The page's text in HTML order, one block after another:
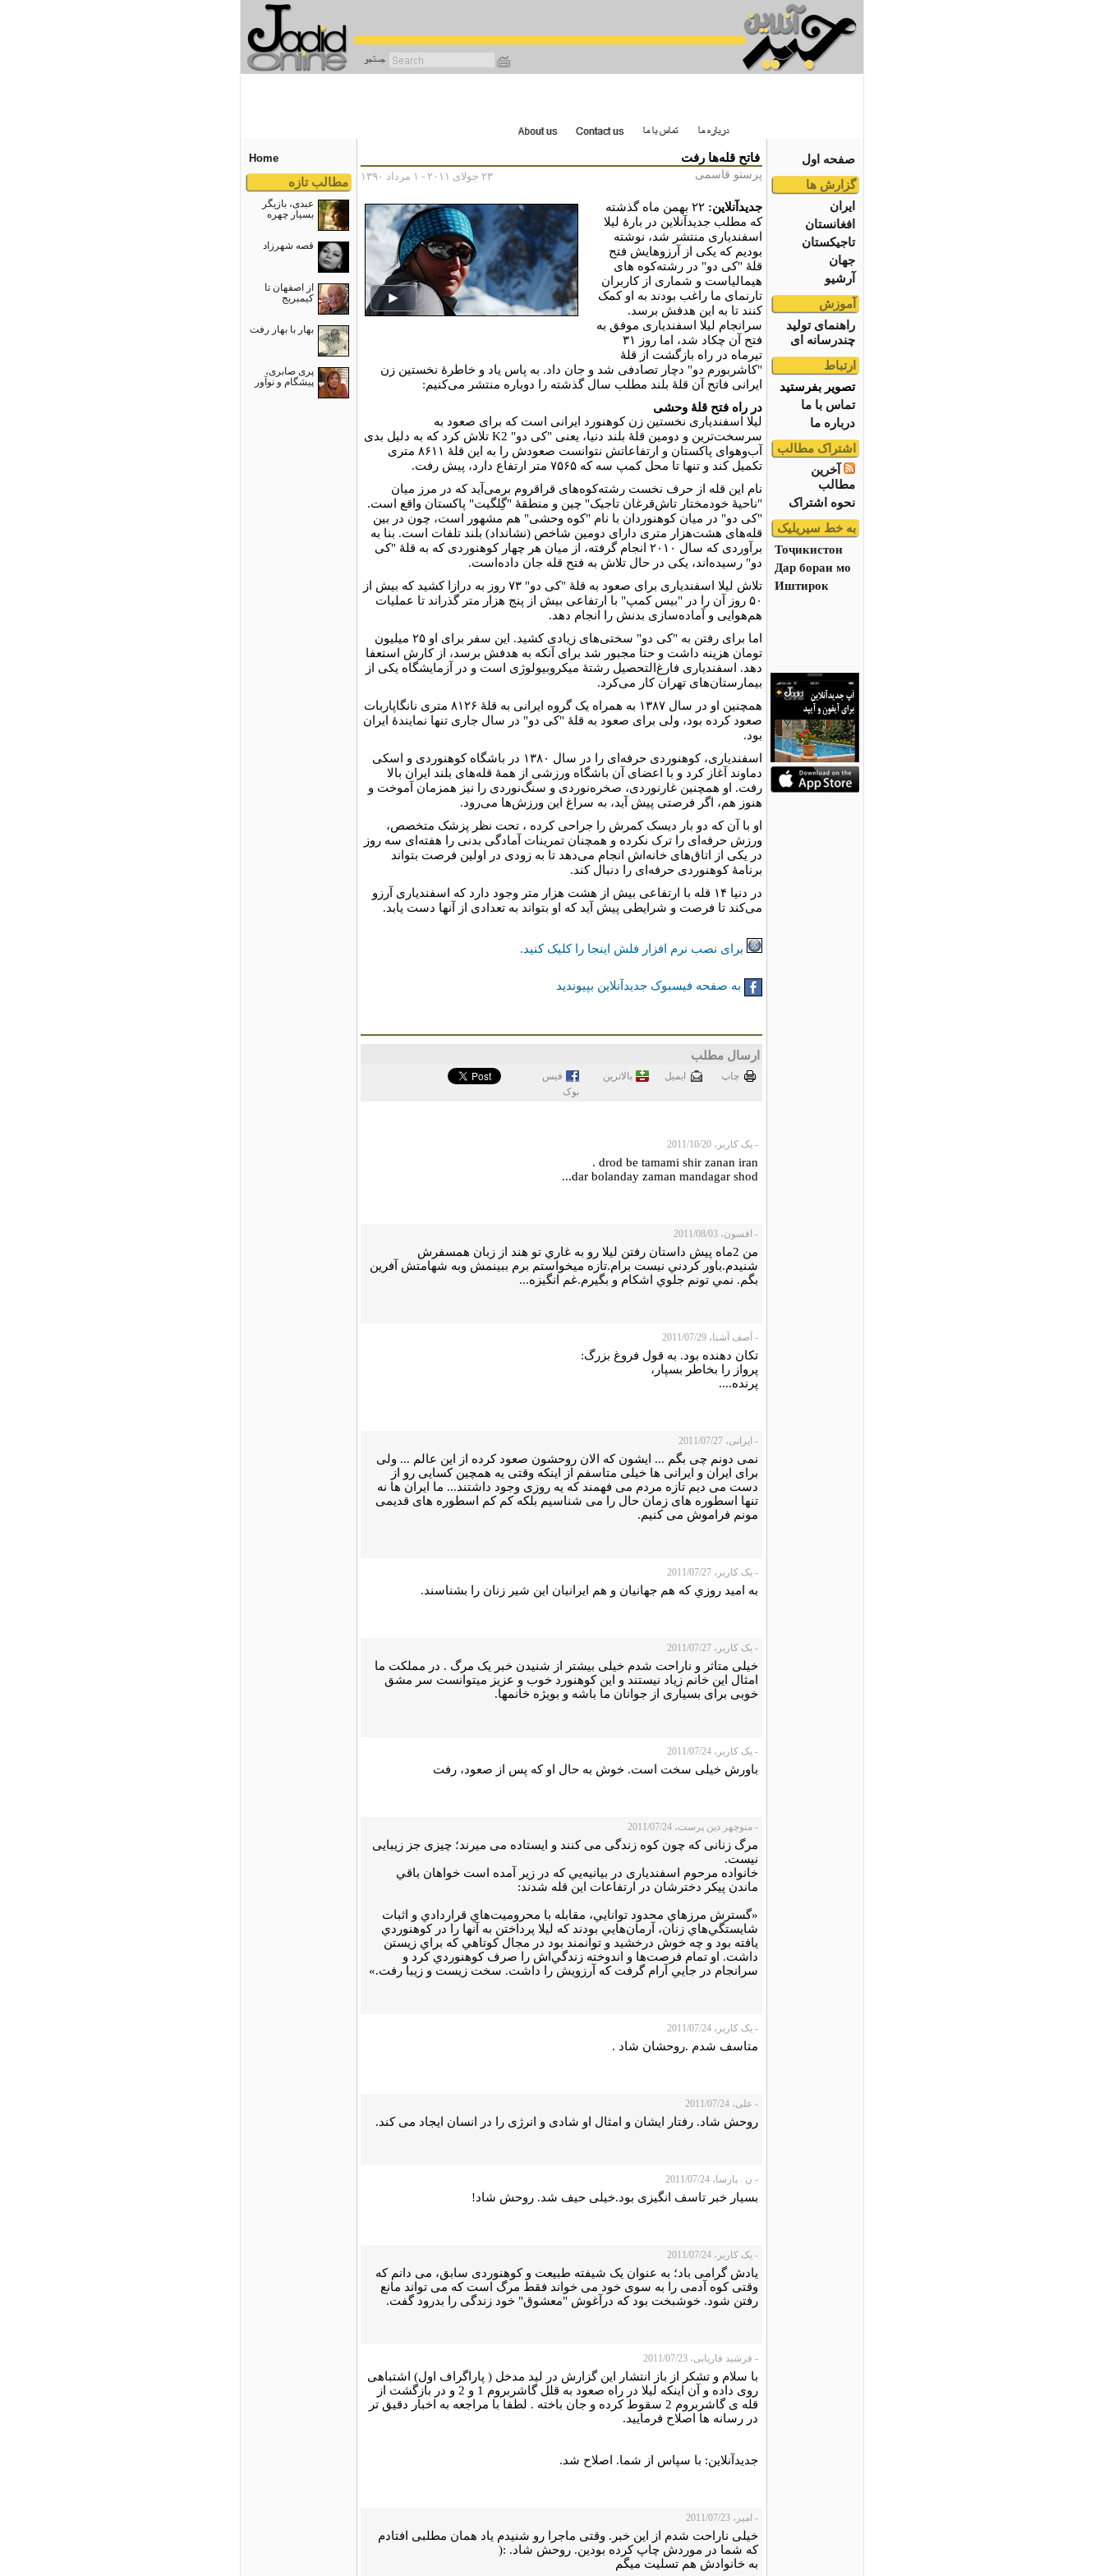
صفحه اول
گزارش ها
ایران
افغانستان
تاجیکستان
جهان
آرشیو
آموزش
راهنمای تولید
چندرسانه ای
ارتباط
تصویر بفرستید
تماس با ما
درباره ما
اشتراک مطالب
آخرین
مطالب
نحوه اشتراک
به خط سیریلیک
Тоҷикистон
Дар бораи мо
Иштирок
Home
مطالب تازه
عبدی، بازیگر
بسیار چهره
قصه شهرزاد
از اصفهان تا
کیمبریج
بهار با بهار رفت
پری صابری،
پیشگام و نوآور
فاتح قله‌ها رفت
۲۳ جولای ۲۰۱۱ - ۱ مرداد ۱۳۹۰ پرستو قاسمی
جدیدآنلاین:
۲۲ بهمن ماه گذشته
که مطلب جدیدآنلاین در بارۀ لیلا
اسفندیاری منتشر شد، نوشته
بودیم که یکی از آرزوهایش فتح
قلۀ "کی دو" در رشته‌کوه های
هیمالیاست و شماری از کاربران
تارنمای ما راغب بودند به او کمک
کنند تا به این هدفش برسد.
سرانجام لیلا اسفندیاری موفق به
فتح آن چکاد شد، اما روز ۳۱
تیرماه در راه بازگشت از قلۀ
"كاشربورم دو" دچار تصادفی شد و جان داد. به پاس یاد و خاطرۀ نخستین زن
ایرانی فاتح آن قلۀ بلند مطلب سال گذشته را دوباره منتشر می‌کنیم:
در راه فتح قلۀ وحشی
لیلا اسفندیاری نخستین زن کوهنورد ایرانی است که برای صعود به
سرسخت‌ترین و دومین قلۀ بلند دنیا، یعنی "کی دو" K2 تلاش کرد که به دلیل بدی
آب‌وهوای پاکستان و ارتفاعاتش نتوانست صعودش را به این قلۀ ۸۶۱۱ متری
تکمیل کند و تنها تا محل کمپ سه که ۷۵۶۵ متر ارتفاع دارد، پیش رفت.
نام این قله از حرف نخست رشته‌کوه‌های قراقروم برمی‌آید که در مرز میان
"ناحیۀ خودمختار تاش‌قرغان تاجیک" چین و منطقۀ "گِلگیت" پاکستان واقع است.
"کی دو" در میان کوهنوردان با نام "کوه وحشی" هم مشهور است، چون در بین
قله‌های هشت‌هزار متری دارای دومین شاخص (نشانداد) بلند تلفات است. بنا به
برآوردی که سال ۲۰۱۰ انجام گرفته، از میان هر چهار کوهنوردی که به قلۀ "کی
دو" رسیده‌اند، یکی در حال تلاش به فتح قله جان داده‌است.
تلاش لیلا اسفندیاری برای صعود به قلۀ "کی دو" ۷۳ روز به درازا کشید که بیش از
۵۰ روز آن را در "بیس کمپ" با ارتفاعی بیش از پنج هزار متر گذراند تا عملیات
هم‌هوایی و آماده‌سازی بدنش را انجام دهد.
اما برای رفتن به "کی دو" سختی‌های زیادی کشید. این سفر برای او ۲۵ میلیون
تومان هزینه داشت و حتا مجبور شد برای آنکه به هدفش برسد، از کارش استعفا
دهد. اسفندیاری فارغ‌التحصیل رشتۀ میکروبیولوژی است و در آزمایشگاه یکی از
بیمارستان‌های تهران کار می‌کرد.
همچنین او در سال ۱۳۸۷ به همراه یک گروه ایرانی به قلۀ ۸۱۲۶ متری نانگاپاربات
صعود کرده بود، ولی برای صعود به قلۀ "کی دو" در سال جاری تنها نمایندۀ ایران
بود.
اسفندیاری، کوهنوردی حرفه‌ای را در سال ۱۳۸۰ در باشگاه کوهنوردی و اسکی
دماوند آغاز کرد و با اعضای آن باشگاه ورزشی از همۀ قله‌های بلند ایران بالا
رفت. او همچنین غارنوردی، صخره‌نوردی و سنگ‌نوردی را نیز همزمان آموخت و
هنوز هم، اگر فرصتی پیش آید، به سراغ این ورزش‌ها می‌رود.
او با آن که دو بار دیسک کمرش را جراحی کرده ، تحت نظر پزشک متخصص،
ورزش حرفه‌ای را ترک نکرده و همچنان تمرینات آمادگی بدنی را هفته‌ای سه روز
در یکی از اتاق‌های خانه‌اش انجام می‌دهد تا به زودی در اولین فرصت بتواند
برنامۀ کوهنوردی حرفه‌ای را دنبال کند.
در دنیا ۱۴ قله با ارتفاعی بیش از هشت هزار متر وجود دارد که اسفندیاری آرزو
می‌کند تا فرصت و شرایطی پیش آید که او بتواند به تعدادی از آنها دست یابد.
برای نصب نرم افزار فلش اینجا را کلیک کنيد.
به صفحه فیسبوک جدیدآنلاین بپیوندید
ارسال مطلب
چاپ ايميل بالاترین
فيس
بوک
- یک کاربر، 2011/10/20
drod be tamami shir zanan iran .
dar bolanday zaman mandagar shod...
- افسون، 2011/08/03
من 2ماه پيش داستان رفتن ليلا رو به غاري تو هند از زبان همسفرش
شنيدم.باور كردني نيست برام.تازه ميخواستم برم ببينمش وبه شهامتش آفرين
بگم. نمي تونم جلوي اشكام و بگيرم.غم انگيزه...
- آصف آشنا، 2011/07/29
تكان دهنده بود. به قول فروغ بزرگ:
پرواز را بخاطر بسپار،
پرنده....
- ایرانی، 2011/07/27
نمی دونم چی بگم ... ایشون که الان روحشون صعود کرده از این عالم ... ولی
برای ایران و ایرانی ها خیلی متاسفم از اینکه وقتی یه همچین کسایی رو از
دست می دیم تازه مردم می فهمند که یه روزی وجود داشتند... ما ایران ها نه
تنها اسطوره های زمان حال را می شناسیم بلکه کم کم اسطوره های قدیمی
مونم فراموش می کنیم.
- یک کاربر، 2011/07/27
به اميد روزي كه هم جهانيان و هم ايرانيان اين شير زنان را بشناسند.
- یک کاربر، 2011/07/27
خیلی متاثر و ناراحت شدم خیلی بیشتر از شنیدن خبر یک مرگ . در مملکت ما
امثال این خانم زیاد نیستند و این کوهنورد خوب و عزیز میتوانست سر مشق
خوبی برای بسیاری از جوانان ما باشه و بویژه خانمها.
- یک کاربر، 2011/07/24
باورش خیلی سخت است. خوش به حال او که پس از صعود، رفت
- منوچهر دین پرست، 2011/07/24
مرگ زنانی که چون کوه زندگی می کنند و ایستاده می میرند؛ چیزی جز زیبایی
نیست.
خانواده مرحوم اسفندیاری در بيانيه‌يي كه در زير آمده است خواهان باقي
ماندن پيكر دخترشان در ارتفاعات اين قله شدند:
«گسترش مرزهاي محدود توانايي، مقابله با محروميت‌هاي قراردادي و اثبات
شايستگي‌هاي زنان، آرمان‌هايي بودند كه ليلا پرداختن به آنها را در كوهنوردي
يافته بود و چه خوش درخشيد و توانمند بود در مجال كوتاهي كه براي زيستن
داشت. او تمام فرصت‌ها و اندوخته زندگي‌اش را صرف كوهنوردي كرد و
سرانجام در جايي آرام گرفت كه آرزويش را داشت. سخت زيست و زيبا رفت.»
- یک کاربر، 2011/07/24
متاسف شدم .روحشان شاد .
- علی، 2011/07/24
روحش شاد. رفتار ایشان و امثال او شادی و انرژی را در انسان ایجاد می کند.
- ن . پارسا، 2011/07/24
بسیار خبر تاسف انگیزی بود.خیلی حیف شد. روحش شاد!
- یک کاربر، 2011/07/24
یادش گرامی باد؛ به عنوان یک شیفته طبیعت و کوهنوردی سابق، می دانم که
وقتی کوه آدمی را به سوی خود می خواند فقط مرگ است که می تواند مانع
رفتن شود. خوشبخت بود که درآغوش "معشوق" خود زندگی را بدرود گفت.
- فرشید فاریابی، 2011/07/23
با سلام و تشکر از باز انتشار این گزارش در لید مدخل ( پاراگراف اول) اشتباهی
روی داده و آن اینکه لیلا در راه صعود به قلل گاشربروم 1 و 2 و در بازگشت از
قله ی گاشربروم 2 سقوط کرده و جان باخته . لطفا با مراجعه به اخبار دقیق تر
در رسانه ها اصلاح فرمایید.
جدیدآنلاین: با سپاس از شما. اصلاح شد.
- امیر، 2011/07/23
خیلی ناراحت شدم از این خبر. وقتی ماجرا رو شنیدم یاد همان مطلبی افتادم
که شما در موردش چاپ کرده بودین. روحش شاد. :(
به خانوادش هم تسلیت میگم